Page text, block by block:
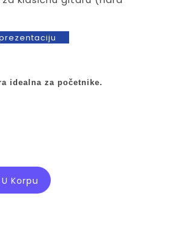
idealna za početnike.
Korpu